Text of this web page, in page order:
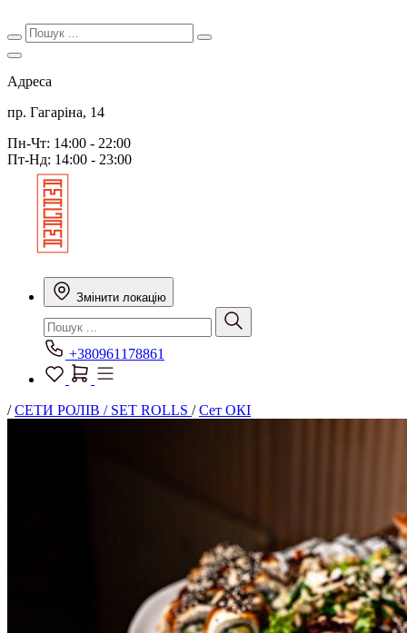
Адреса
пр. Гагаріна, 14
Пн-Чт: 14:00 - 22:00
Пт-Нд: 14:00 - 23:00
Змінити локацію
+380961178861
/СЕТИ РОЛІВ / SET ROLLS /Сет ОКІ